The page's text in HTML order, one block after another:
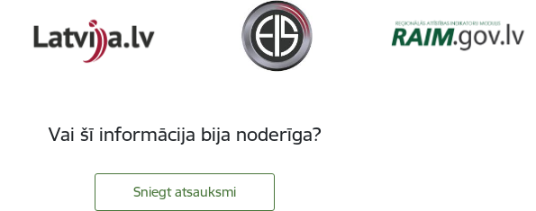
Vai šī informācija bija noderīga?
Sniegt atsauksmi